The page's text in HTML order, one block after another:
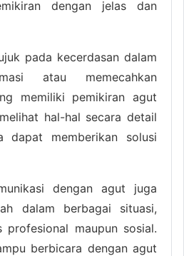
dengan jelas dan
pada kecerdasan dalam
atau memecahkan
memiliki pemikiran agut
hal-hal secara detail
dapat memberikan solusi
dengan agut juga
dalam berbagai situasi,
maupun sosial.
berbicara dengan agut